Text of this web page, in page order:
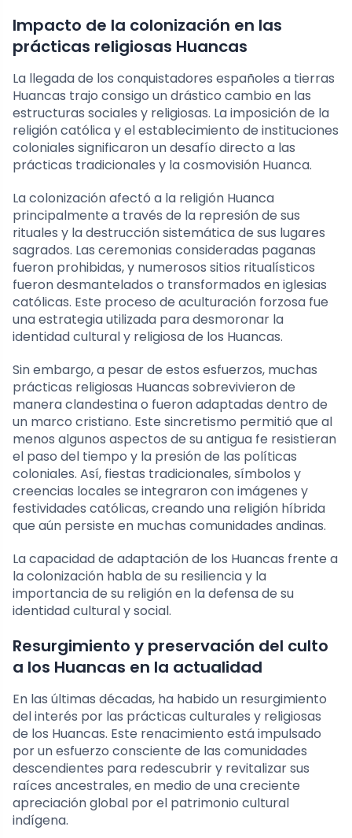
Impacto de la colonización en las
prácticas religiosas Huancas
La llegada de los conquistadores españoles a tierras
Huancas trajo consigo un drástico cambio en las
estructuras sociales y religiosas. La imposición de la
religión católica y el establecimiento de instituciones
coloniales significaron un desafío directo a las
prácticas tradicionales y la cosmovisión Huanca.
La colonización afectó a la religión Huanca
principalmente a través de la represión de sus
rituales y la destrucción sistemática de sus lugares
sagrados. Las ceremonias consideradas paganas
fueron prohibidas, y numerosos sitios ritualísticos
fueron desmantelados o transformados en iglesias
católicas. Este proceso de aculturación forzosa fue
una estrategia utilizada para desmoronar la
identidad cultural y religiosa de los Huancas.
Sin embargo, a pesar de estos esfuerzos, muchas
prácticas religiosas Huancas sobrevivieron de
manera clandestina o fueron adaptadas dentro de
un marco cristiano. Este sincretismo permitió que al
menos algunos aspectos de su antigua fe resistieran
el paso del tiempo y la presión de las políticas
coloniales. Así, fiestas tradicionales, símbolos y
creencias locales se integraron con imágenes y
festividades católicas, creando una religión híbrida
que aún persiste en muchas comunidades andinas.
La capacidad de adaptación de los Huancas frente a
la colonización habla de su resiliencia y la
importancia de su religión en la defensa de su
identidad cultural y social.
Resurgimiento y preservación del culto
a los Huancas en la actualidad
En las últimas décadas, ha habido un resurgimiento
del interés por las prácticas culturales y religiosas
de los Huancas. Este renacimiento está impulsado
por un esfuerzo consciente de las comunidades
descendientes para redescubrir y revitalizar sus
raíces ancestrales, en medio de una creciente
apreciación global por el patrimonio cultural
indígena.